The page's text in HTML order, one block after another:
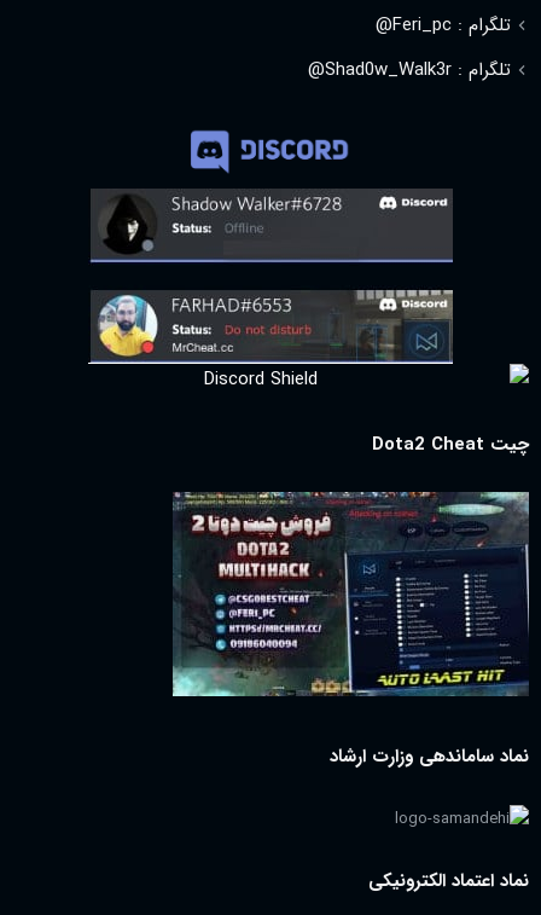
تلگرام : Feri_pc@
تلگرام : Shad0w_Walk3r@
چیت Dota2 Cheat
نماد ساماندهی وزارت ارشاد
نماد اعتماد الکترونیکی